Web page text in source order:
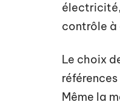
électricité,
contrôle à
Le choix
Même la